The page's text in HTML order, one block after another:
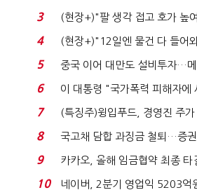
처분' 기준은 ...
3
(현장+)"팔 생각 접고 호가 높여
요"…'덜 똘똘한 한 채' 20...
4
(현장+)"12일엔 물건 다 들어
빈 매대 채우며 문 연 ...
5
중국 이어 대만도 설비투자…메
국전쟁’
6
이 대통령 "국가폭력 피해자에
적극적 조사로 진...
7
(특징주)윙입푸드, 경영진 주가
지에 상한가...
8
국고채 담합 과징금 철퇴…증
금 폭탄' 우려...
9
카카오, 올해 임금협약 최종
6.3% 인상·격려...
10
네이버, 2분기 영업익 5203억